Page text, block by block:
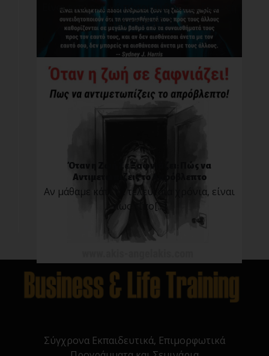
Είναι εκπληκτικό πόσοι άνθρωποι ζουν τη
ζωή τους χ[...]
Όταν η Ζωή Σε Ξαφνιάζει: Πώς να
Αντιμετωπίζεις το Απρόβλεπτο
Αν μάθαμε κάτι τα τελευταία χρόνια, είναι
πως τίπο[...]
Σύγχρονα Εκπαιδευτικά, Επιμορφωτικά